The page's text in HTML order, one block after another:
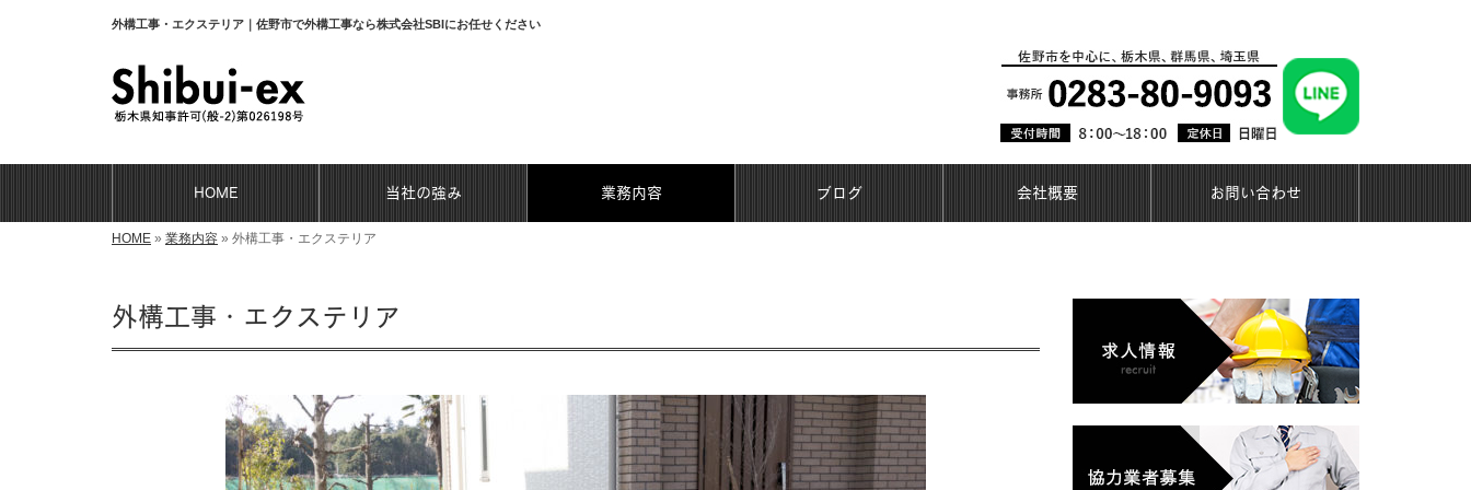
外構工事・エクステリア｜佐野市で外構工事なら株式会社SBIにお任せください
HOME 当社の強み 業務内容 ブログ 会社概要 お問い合わせ
HOME » 業務内容 » 外構工事・エクステリア
外構工事・エクステリア